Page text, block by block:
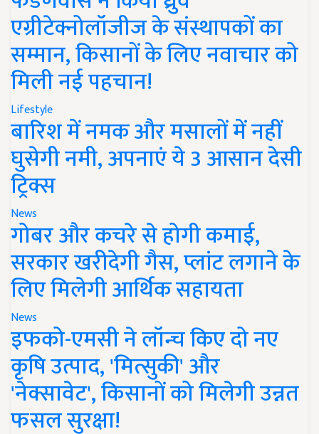
एग्रीटेक्नोलॉजीज के संस्थापकों का
सम्मान, किसानों के लिए नवाचार को
मिली नई पहचान!
Lifestyle
बारिश में नमक और मसालों में नहीं
घुसेगी नमी, अपनाएं ये 3 आसान देसी
ट्रिक्स
News
गोबर और कचरे से होगी कमाई,
सरकार खरीदेगी गैस, प्लांट लगाने के
लिए मिलेगी आर्थिक सहायता
News
इफको-एमसी ने लॉन्च किए दो नए
कृषि उत्पाद, 'मित्सुकी' और
'नेक्सावेट', किसानों को मिलेगी उन्नत
फसल सुरक्षा!